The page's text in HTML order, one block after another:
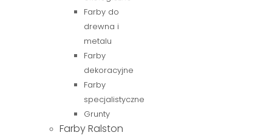
Farby do
drewna i
metalu
Farby
dekoracyjne
Farby
specjalistyczne
Grunty
Farby Ralston